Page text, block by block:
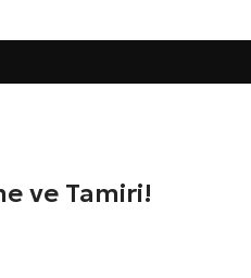
ve Tamiri!